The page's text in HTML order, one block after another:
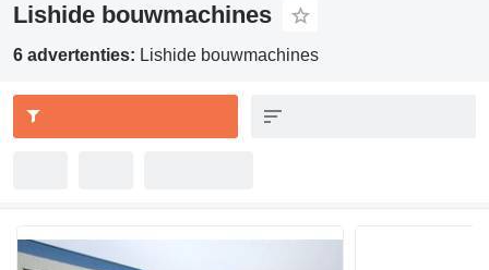
Lishide bouwmachines
6 advertenties: Lishide bouwmachines